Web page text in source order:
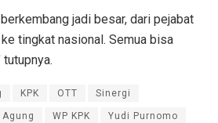
jadi besar, dari pejabat
tingkat nasional. Semua bisa
tutupnya.
KPK OTT Sinergi
WP KPK Yudi Purnomo